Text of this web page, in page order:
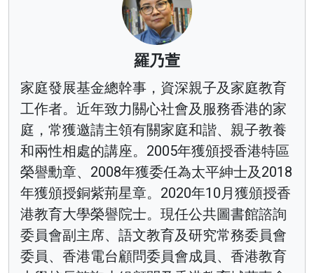
羅乃萱
家庭發展基金總幹事，資深親子及家庭教育
工作者。近年致力關心社會及服務香港的家
庭，常獲邀請主領有關家庭和諧、親子教養
和兩性相處的講座。2005年獲頒授香港特區
榮譽勳章、2008年獲委任為太平紳士及2018
年獲頒授銅紫荊星章。2020年10月獲頒授香
港教育大學榮譽院士。現任公共圖書館諮詢
委員會副主席、語文教育及研究常務委員會
委員、香港電台顧問委員會成員、香港教育